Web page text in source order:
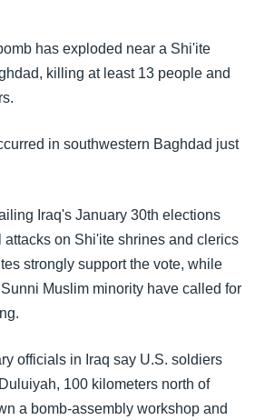
လွန်
has exploded near a Shi'ite
killing at least 13 people and
in southwestern Baghdad just
Iraq's January 30th elections
attacks on Shi'ite shrines and clerics
strongly support the vote, while
Muslim minority have called for
officials in Iraq say U.S. soldiers
100 kilometers north of
a bomb-assembly workshop and